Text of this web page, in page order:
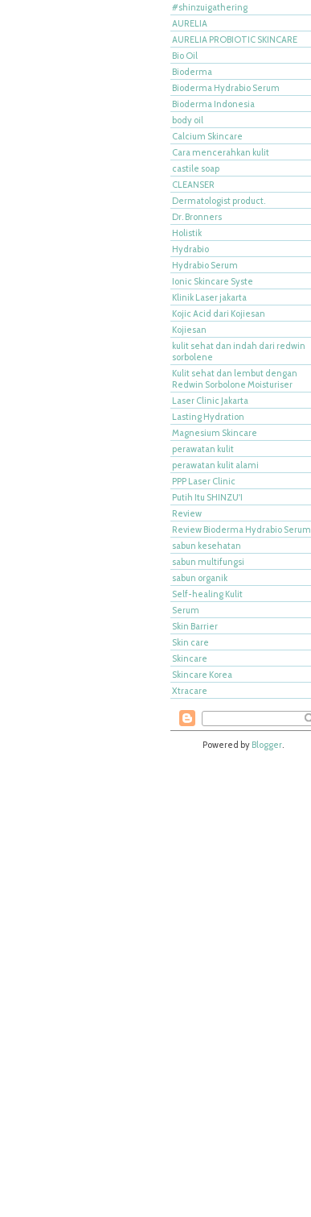
#shinzuigathering
AURELIA
AURELIA PROBIOTIC SKINCARE
Bio Oil
Bioderma
Bioderma Hydrabio Serum
Bioderma Indonesia
body oil
Calcium Skincare
Cara mencerahkan kulit
castile soap
CLEANSER
Dermatologist product.
Dr. Bronners
Holistik
Hydrabio
Hydrabio Serum
Ionic Skincare Syste
Klinik Laser jakarta
Kojic Acid dari Kojiesan
Kojiesan
kulit sehat dan indah dari redwin
sorbolene
Kulit sehat dan lembut dengan
Redwin Sorbolone Moisturiser
Laser Clinic Jakarta
Lasting Hydration
Magnesium Skincare
perawatan kulit
perawatan kulit alami
PPP Laser Clinic
Putih Itu SHINZU'I
Review
Review Bioderma Hydrabio Serum
sabun kesehatan
sabun multifungsi
sabun organik
Self-healing Kulit
Serum
Skin Barrier
Skin care
Skincare
Skincare Korea
Xtracare
Powered by Blogger.